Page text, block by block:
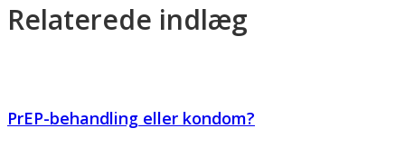
Relaterede indlæg
PrEP-behandling eller kondom?